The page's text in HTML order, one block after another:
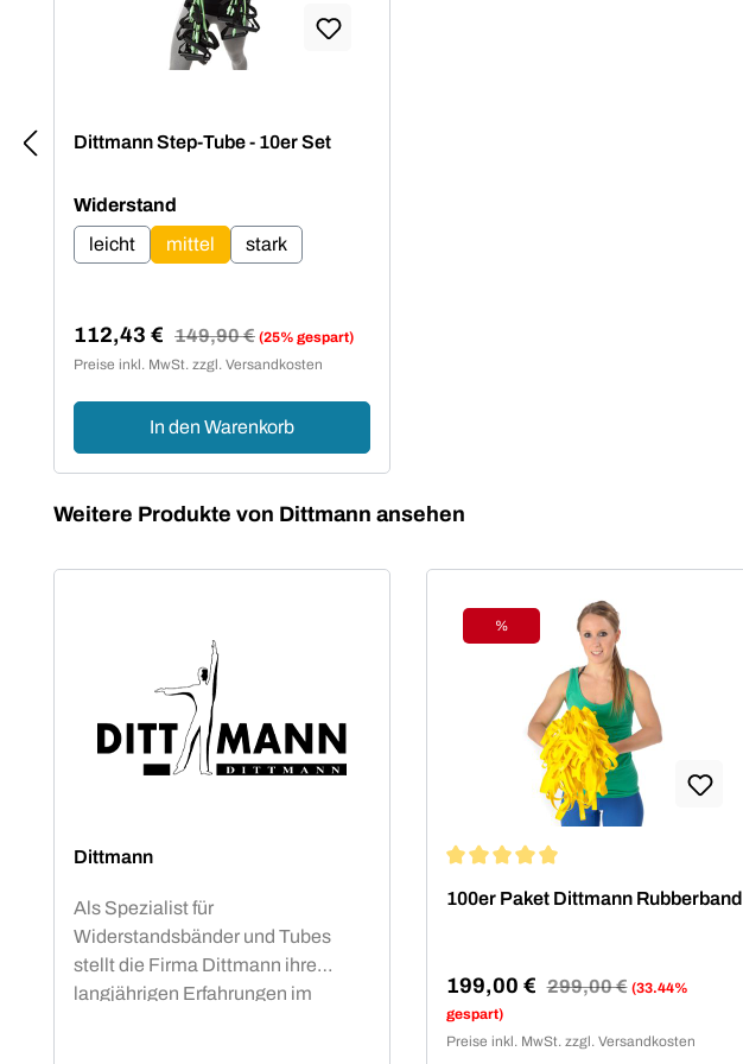
Dittmann Step-Tube - 10er Set
Widerstand
leicht
mittel stark
Verkaufspreis:
112,43 € Regulärer Preis:
149,90 € (25% gespart)
Preise inkl. MwSt. zzgl. Versandkosten
In den Warenkorb
Produktgalerie überspringen
Weitere Produkte von Dittmann ansehen
Dittmann
Als Spezialist für
Widerstandsbänder und Tubes
stellt die Firma Dittmann ihre
langjährigen Erfahrungen im
Rabatt
%
100er Paket Dittmann Rubberband
Verkaufspreis:
199,00 € Regulärer Preis:
299,00 € (33.44%
gespart)
Preise inkl. MwSt. zzgl. Versandkosten